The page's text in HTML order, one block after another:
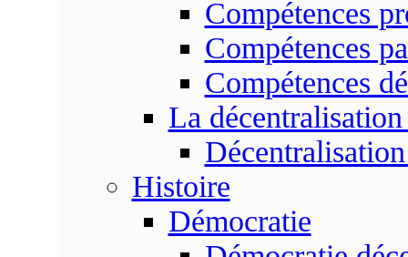
Compétences
Compétences
Compétences
La
Histoire
Démocratie